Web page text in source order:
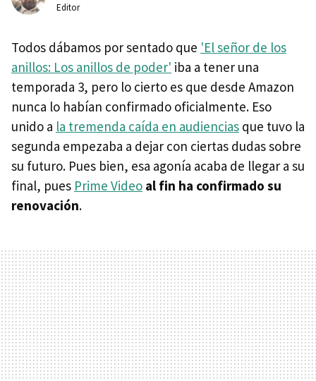
Editor
Todos dábamos por sentado que 'El señor de los
anillos: Los anillos de poder' iba a tener una
temporada 3, pero lo cierto es que desde Amazon
nunca lo habían confirmado oficialmente. Eso
unido a la tremenda caída en audiencias que tuvo la
segunda empezaba a dejar con ciertas dudas sobre
su futuro. Pues bien, esa agonía acaba de llegar a su
final, pues Prime Video al fin ha confirmado su
renovación.